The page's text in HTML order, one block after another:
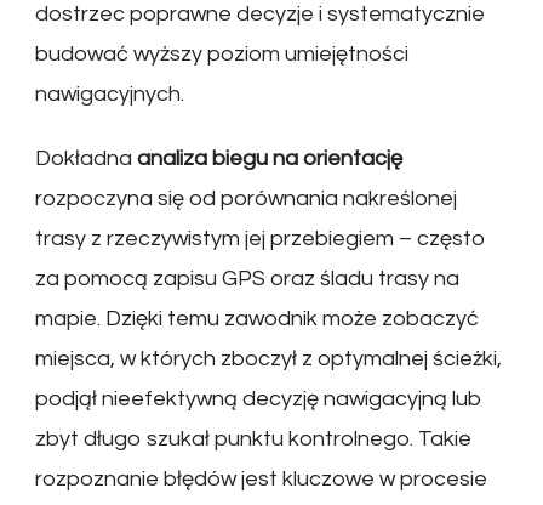
dostrzec poprawne decyzje i systematycznie
budować wyższy poziom umiejętności
nawigacyjnych.
Dokładna analiza biegu na orientację
rozpoczyna się od porównania nakreślonej
trasy z rzeczywistym jej przebiegiem – często
za pomocą zapisu GPS oraz śladu trasy na
mapie. Dzięki temu zawodnik może zobaczyć
miejsca, w których zboczył z optymalnej ścieżki,
podjął nieefektywną decyzję nawigacyjną lub
zbyt długo szukał punktu kontrolnego. Takie
rozpoznanie błędów jest kluczowe w procesie